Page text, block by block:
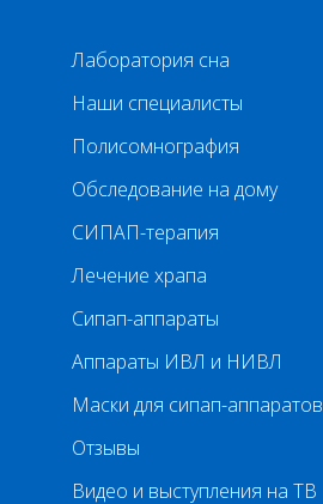
Лаборатория сна
Наши специалисты
Полисомнография
Обследование на дому
СИПАП-терапия
Лечение храпа
Сипап-аппараты
Аппараты ИВЛ и НИВЛ
Маски для сипап-аппаратов
Отзывы
Видео и выступления на ТВ